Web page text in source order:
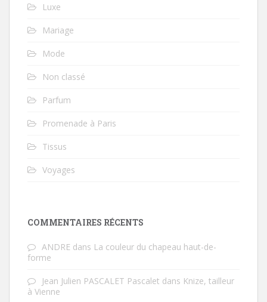
Luxe
Mariage
Mode
Non classé
Parfum
Promenade à Paris
Tissus
Voyages
COMMENTAIRES RÉCENTS
ANDRE dans La couleur du chapeau haut-de-
forme
Jean Julien PASCALET Pascalet dans Knize, tailleur
à Vienne